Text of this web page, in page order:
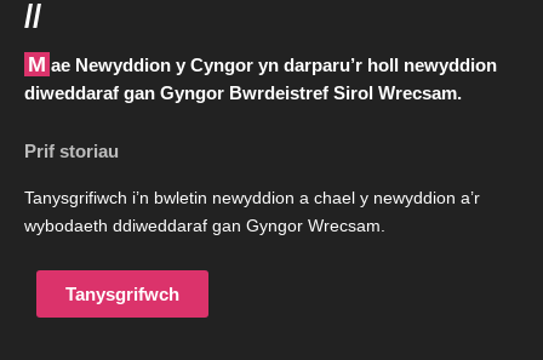
//
Mae Newyddion y Cyngor yn darparu’r holl newyddion
diweddaraf gan Gyngor Bwrdeistref Sirol Wrecsam.
Prif storiau
Tanysgrifiwch i’n bwletin newyddion a chael y newyddion a’r
wybodaeth ddiweddaraf gan Gyngor Wrecsam.
Tanysgrifwch